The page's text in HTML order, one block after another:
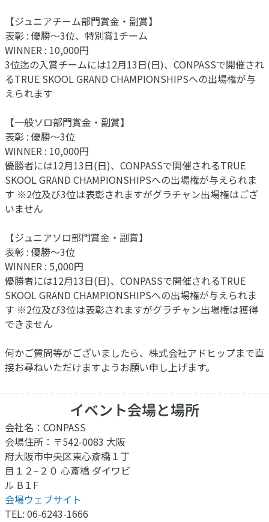
【ジュニアチーム部門賞金・副賞】
表彰 : 優勝～3位、特別賞1チーム
WINNER : 10,000円
3位迄の入賞チームには12月13日(日)、CONPASSで開催され
るTRUE SKOOL GRAND CHAMPIONSHIPSへの出場権が与
えられます
【一般ソロ部門賞金・副賞】
表彰 : 優勝～3位
WINNER : 10,000円
優勝者には12月13日(日)、CONPASSで開催されるTRUE
SKOOL GRAND CHAMPIONSHIPSへの出場権が与えられま
す ※2位及び3位は表彰されますがグラチャン出場権はござ
いません
【ジュニアソロ部門賞金・副賞】
表彰 : 優勝～3位
WINNER : 5,000円
優勝者には12月13日(日)、CONPASSで開催されるTRUE
SKOOL GRAND CHAMPIONSHIPSへの出場権が与えられま
す ※2位及び3位は表彰されますがグラチャン出場権は獲得
できません
何かご質問等がございましたら、株式会社アドヒップまで直
接お尋ねいただけますようお願い申し上げます。
イベント会場と場所
会社名：CONPASS
会場住所：〒542-0083 大阪
府大阪市中央区東心斎橋１丁
目１２−２０ 心斎橋 ダイワビ
ル B１F
会場ウェブサイト
TEL: 06-6243-1666